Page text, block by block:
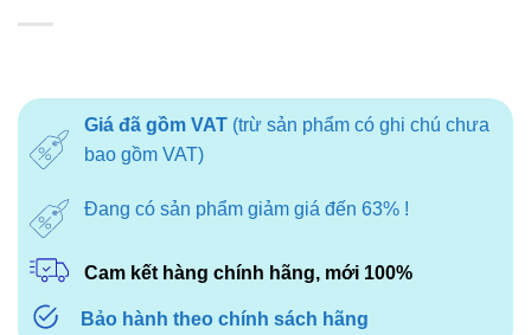
Giá đã gồm VAT(trừ sản phẩm có ghi chú chưa
bao gồm VAT)
Đang có sản phẩm giảm giá đến 63% !
Cam kết hàng chính hãng, mới 100%
Bảo hành theo chính sách hãng